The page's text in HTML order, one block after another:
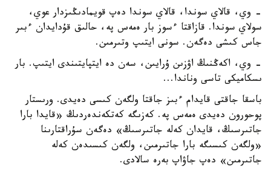
- وي، قالاي سوندا، قالاي سوندا دەپ قويمادىڭىزدار عوي،
سولاي سوندا. قازاقتا ءسوز بار ەمەس پە، حالىق قۇدايدان ءبىر
جاس كىشى دەگەن. سونى ايتىپ وتىرمىن.
- وي، اكەڭنىڭ اۋزىن ۇرايىن، سەن دە ايتپايتىندى ايتىپ. بار
ىسكاميكى تاسى وناندا...
باسقا جاقتى قايدام ءبىز جاقتا ولگەن كىسى دەيدى. ورىستار
پوحورون دەيدى ەمەس پە. كەزىگە كەتكەندەردىڭ «قايدا بارا
جاتىرسىڭ، قايدان كەلە جاتىرسىڭ» دەگەن سۇراقتارىنا
«ولگەن كىسىگە بارا جاتىرمىن، ولگەن كىسىدەن كەلە
جاتىرمىن» دەپ جاۋاپ بەرە سالادى.